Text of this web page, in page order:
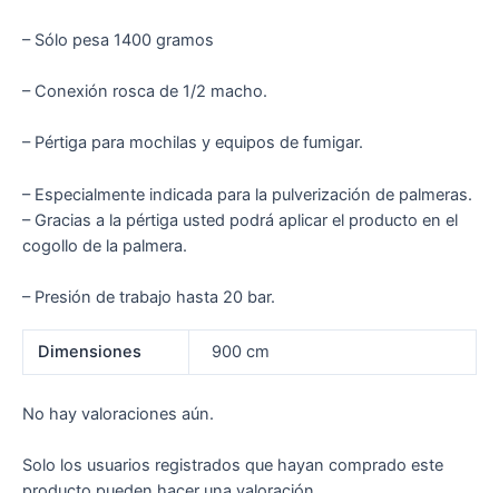
– Sólo pesa 1400 gramos
– Conexión rosca de 1/2 macho.
– Pértiga para mochilas y equipos de fumigar.
– Especialmente indicada para la pulverización de palmeras.
– Gracias a la pértiga usted podrá aplicar el producto en el
cogollo de la palmera.
– Presión de trabajo hasta 20 bar.
Dimensiones 900 cm
No hay valoraciones aún.
Solo los usuarios registrados que hayan comprado este